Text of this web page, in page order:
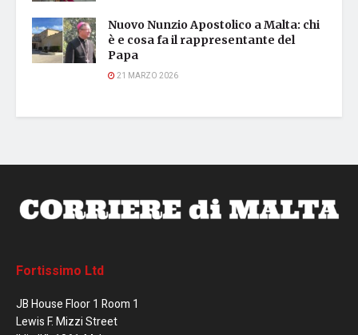
Nuovo Nunzio Apostolico a Malta: chi
è e cosa fa il rappresentante del
Papa
21 MARZO 2026
Fortissimo Ltd
JB House Floor 1 Room 1
Lewis F. Mizzi Street